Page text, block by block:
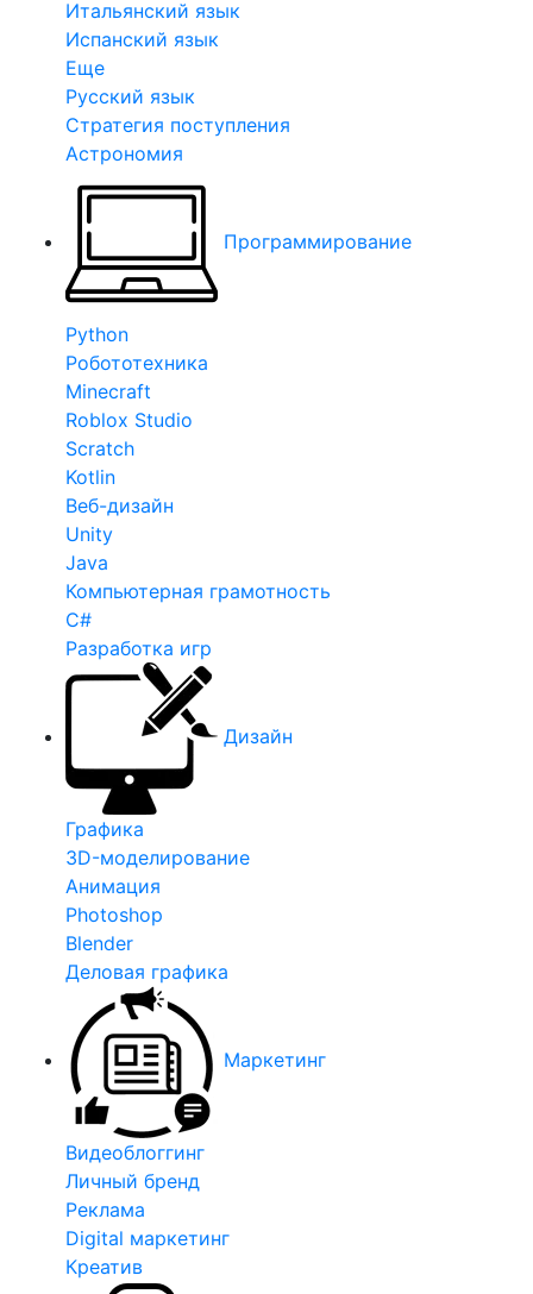
Итальянский язык
Испанский язык
Еще
Русский язык
Стратегия поступления
Астрономия
Программирование
Python
Робототехника
Minecraft
Roblox Studio
Scratch
Kotlin
Веб-дизайн
Unity
Java
Компьютерная грамотность
C#
Разработка игр
Дизайн
Графика
3D-моделирование
Анимация
Photoshop
Blender
Деловая графика
Маркетинг
Видеоблоггинг
Личный бренд
Реклама
Digital маркетинг
Креатив